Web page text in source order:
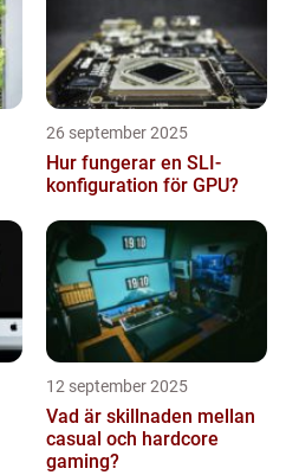
26 september 2025
Hur fungerar en SLI-
konfiguration för GPU?
12 september 2025
Vad är skillnaden mellan
casual och hardcore
gaming?